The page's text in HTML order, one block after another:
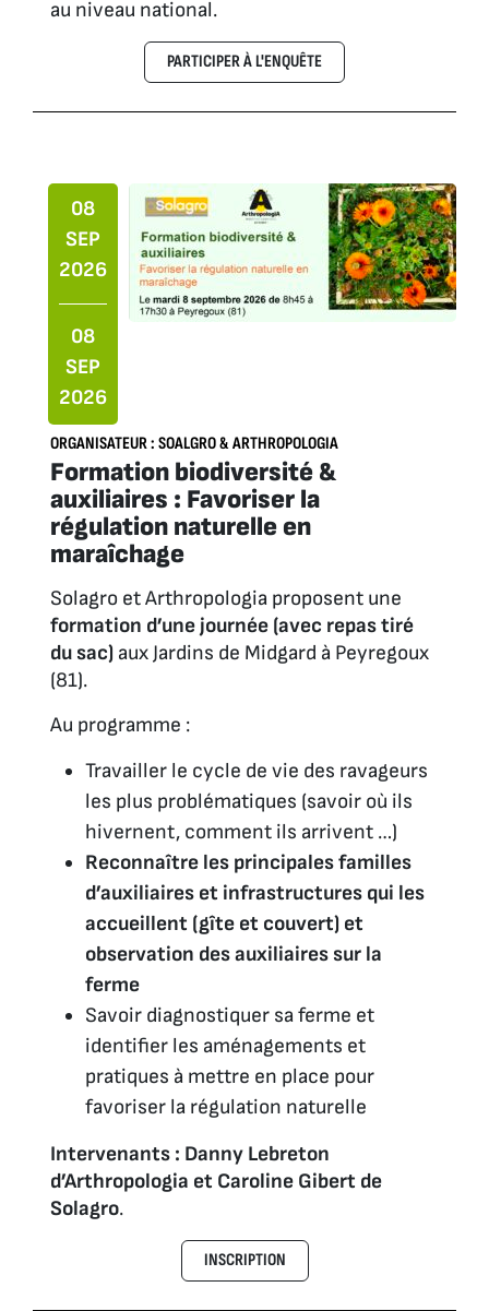
au niveau national.
PARTICIPER À L'ENQUÊTE
08
SEP
2026
08
SEP
2026
ORGANISATEUR : SOALGRO & ARTHROPOLOGIA
Formation biodiversité &
auxiliaires : Favoriser la
régulation naturelle en
maraîchage
Solagro et Arthropologia proposent une
formation d’une journée (avec repas tiré
du sac) aux Jardins de Midgard à Peyregoux
(81).
Au programme :
Travailler le cycle de vie des ravageurs
les plus problématiques (savoir où ils
hivernent, comment ils arrivent …)
Reconnaître les principales familles
d’auxiliaires et infrastructures qui les
accueillent (gîte et couvert) et
observation des auxiliaires sur la
ferme
Savoir diagnostiquer sa ferme et
identifier les aménagements et
pratiques à mettre en place pour
favoriser la régulation naturelle
Intervenants : Danny Lebreton
d’Arthropologia et Caroline Gibert de
Solagro.
INSCRIPTION